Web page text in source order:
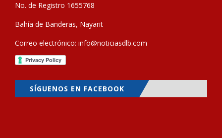
No. de Registro 1655768
Bahía de Banderas, Nayarit
Correo electrónico: info@noticiasdlb.com
SÍGUENOS EN FACEBOOK